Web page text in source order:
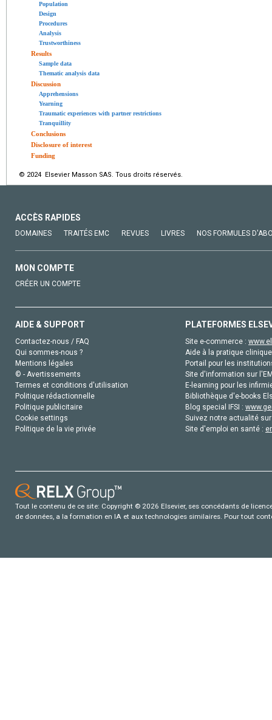
Population
Design
Procedures
Analysis
Trustworthiness
Results
Sample data
Thematic analysis data
Discussion
Apprehensions
Yearning
Traumatic experiences with partner restrictions
Tranquillity
Conclusions
Disclosure of interest
Funding
© 2024 Elsevier Masson SAS. Tous droits réservés.
ACCÈS RAPIDES
DOMAINES TRAITÉS EMC REVUES LIVRES NOS FORMULES
MON COMPTE
CRÉER UN COMPTE
AIDE & SUPPORT
Contactez-nous / FAQ
Qui sommes-nous ?
Mentions légales
© - Avertissements
Termes et conditions d'utilisation
Politique rédactionnelle
Politique publicitaire
Cookie settings
Politique de la vie privée
PLATEFORMES
Site e-commerce :
Aide à la pratique
Portail pour les
Site d'information sur
E-learning pour les
Bibliothèque d'e-books
Blog special IFSI :
Suivez notre actualité
Site d'emploi en santé :
Tout le contenu de ce site: Copyright © 2026 Elsevier, ses concédants de
de données, a la formation en IA et aux technologies similaires. Pour tout